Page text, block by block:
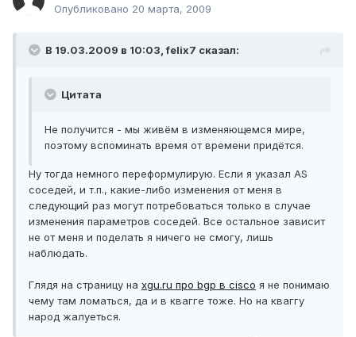
Опубликовано 20 марта, 2009
В 19.03.2009 в 10:03, felix7 сказал:
Цитата
Не получится - мы живём в изменяющемся мире,
поэтому вспоминать время от времени придётся.
Ну тогда немного переформулирую. Если я указал AS
соседей, и т.п., какие-либо изменения от меня в
следующий раз могут потребоваться только в случае
изменения параметров соседей. Все остальное зависит
не от меня и поделать я ничего не смогу, лишь
наблюдать.
Глядя на страницу на xgu.ru про bgp в cisco я не понимаю
чему там ломаться, да и в квагге тоже. Но на кваггу
народ жалуеться.